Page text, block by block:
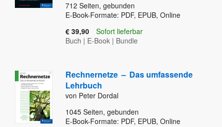
712 Seiten, gebunden
E-Book-Formate: PDF, EPUB, Online
€ 39,90
Sofort lieferbar
Buch | E-Book | Bundle
Rechnernetze – Das umfassende
Lehrbuch
von Peter Dordal
1045 Seiten, gebunden
E-Book-Formate: PDF, EPUB, Online